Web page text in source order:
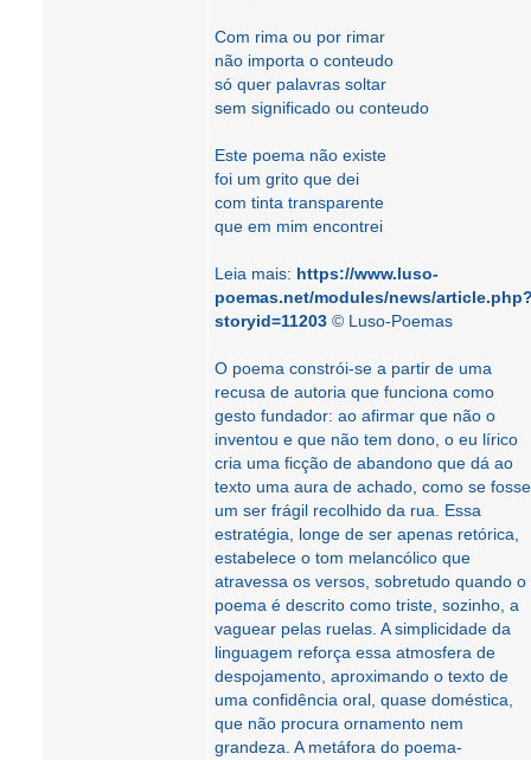
Com rima ou por rimar
não importa o conteudo
só quer palavras soltar
sem significado ou conteudo
Este poema não existe
foi um grito que dei
com tinta transparente
que em mim encontrei
Leia mais: https://www.luso-
poemas.net/modules/news/
storyid=11203 © Luso-Poemas
O poema constrói-se a partir de uma
recusa de autoria que funciona como
gesto fundador: ao afirmar que não o
inventou e que não tem dono, o eu lírico
cria uma ficção de abandono que dá ao
texto uma aura de achado, como se fosse
um ser frágil recolhido da rua. Essa
estratégia, longe de ser apenas retórica,
estabelece o tom melancólico que
atravessa os versos, sobretudo quando o
poema é descrito como triste, sozinho, a
vaguear pelas ruelas. A simplicidade da
linguagem reforça essa atmosfera de
despojamento, aproximando o texto de
uma confidência oral, quase doméstica,
que não procura ornamento nem
grandeza. A metáfora do poema-